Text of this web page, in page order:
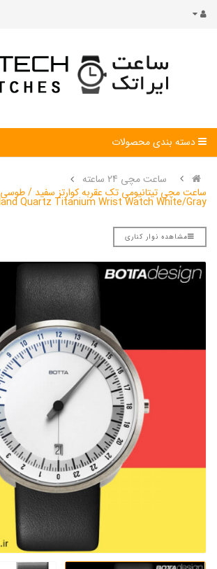
دسته بندی محصولات
ساعت مچی 24 ساعته
Quartz Titanium Wrist Watch White/Gray
مشاهده نوار کناری